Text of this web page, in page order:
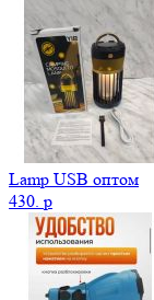
Lamp USB оптом
430. p